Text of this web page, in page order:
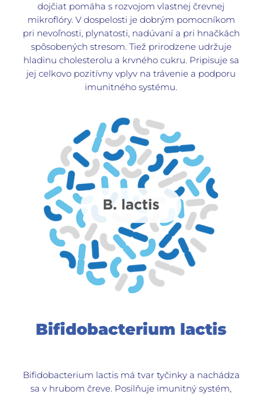
dojčiat pomáha s rozvojom vlastnej črevnej
mikroflóry. V dospelosti je dobrým pomocníkom
pri nevoľnosti, plynatosti, nadúvaní a pri hnačkách
spôsobených stresom. Tiež prirodzene udržuje
hladinu cholesterolu a krvného cukru. Pripisuje sa
jej celkovo pozitívny vplyv na trávenie a podporu
imunitného systému.
Bifidobacterium lactis
Bifidobacterium lactis má tvar tyčinky a nachádza
sa v hrubom čreve. Posilňuje imunitný systém,